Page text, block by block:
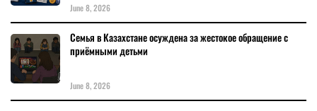
June 8, 2026
Семья в Казахстане осуждена за жестокое обращение с
приёмными детьми
June 8, 2026